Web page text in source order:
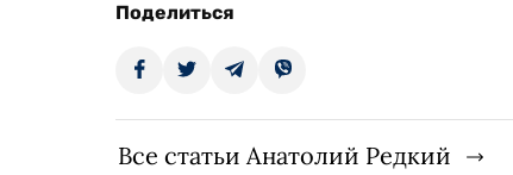
Поделиться
Все статьи Анатолий Редкий